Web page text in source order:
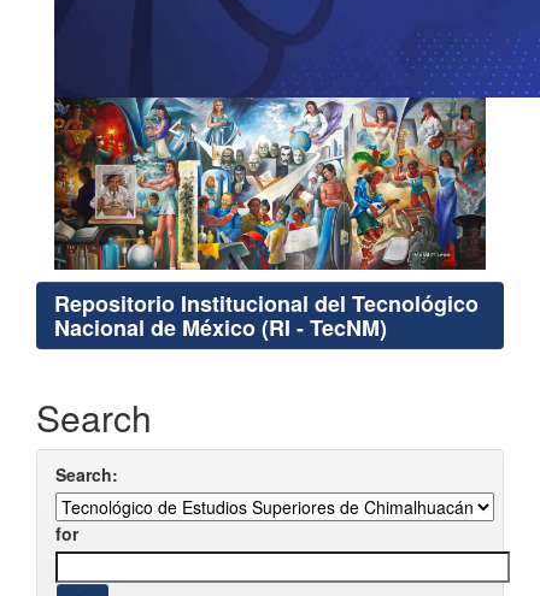
Repositorio Institucional del Tecnológico
Nacional de México (RI - TecNM)
Search
Search:
for